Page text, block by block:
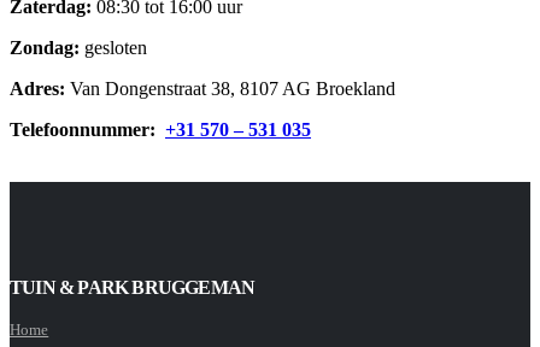
Zaterdag: 08:30 tot 16:00 uur
Zondag: gesloten
Adres: Van Dongenstraat 38, 8107 AG Broekland
Telefoonnummer: +31 570 – 531 035
TUIN & PARK BRUGGEMAN
Home